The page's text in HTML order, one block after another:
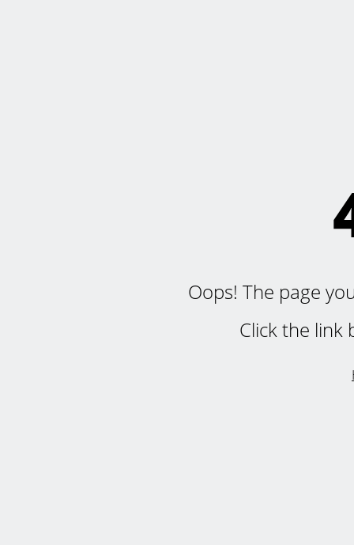
Oops! The page
Click the link